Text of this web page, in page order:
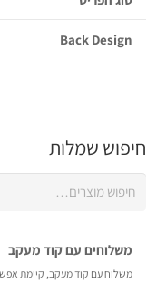
Back Design
חיפוש שמלות
משלוחים עם קוד מעקב
משלוח​ עם קוד מעקב​​, קיימת